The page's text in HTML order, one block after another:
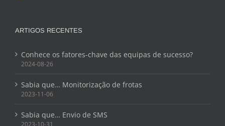
ARTIGOS RECENTES
Conhece os fatores-chave das equipas de sucesso?
2024-08-26
Sabia que… Monitorização de frotas
2023-11-06
Sabia que… Envio de SMS
2023-10-31